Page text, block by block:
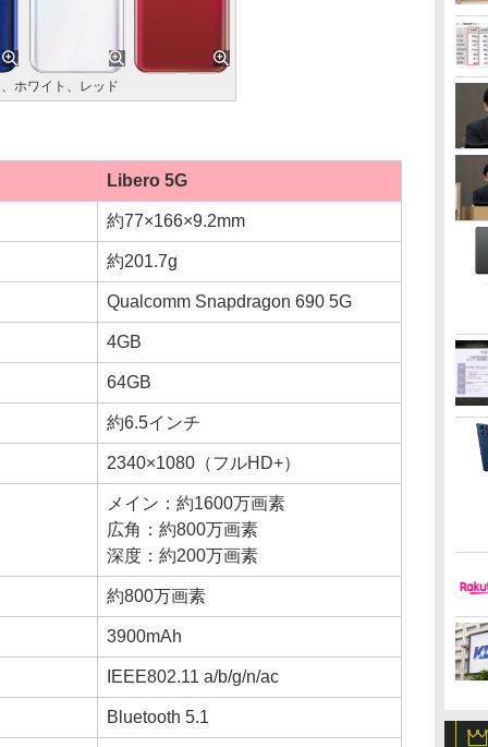
ホワイト、レッド
Libero 5G
約77×166×9.2mm
約201.7g
Qualcomm Snapdragon 690 5G
4GB
64GB
約6.5インチ
2340×1080（フルHD+）
メイン：約1600万画素
広角：約800万画素
深度：約200万画素
約800万画素
3900mAh
IEEE802.11 a/b/g/n/ac
Bluetooth 5.1